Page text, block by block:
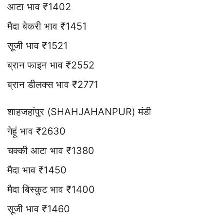
आटा भाव ₹1402
मैदा बेकरी भाव ₹1451
सूजी भाव ₹1521
ब्रान फाइन भाव ₹2552
ब्रान डीलक्स भाव ₹2771
शाहजहांपुर (SHAHJAHANPUR) मंडी
गेहूं भाव ₹2630
चक्की आटा भाव ₹1380
मैदा भाव ₹1450
मैदा बिस्कुट भाव ₹1400
सूजी भाव ₹1460